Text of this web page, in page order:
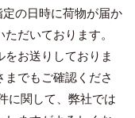
の日時に荷物が届か
だいております。
お送りしておりま
でもご確認くださ
に関して、弊社では